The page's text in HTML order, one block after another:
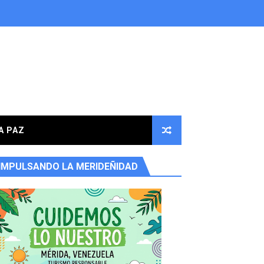
en la parroquia Osuna Rodríguez
PAZ
IMPULSANDO LA MERIDEÑIDAD